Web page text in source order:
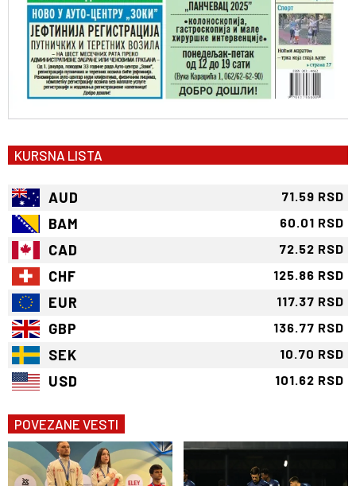
KURSNA LISTA
AUD 71.59 RSD
BAM 60.01 RSD
CAD 72.52 RSD
CHF 125.86 RSD
EUR 117.37 RSD
GBP 136.77 RSD
SEK 10.70 RSD
USD 101.62 RSD
POVEZANE VESTI